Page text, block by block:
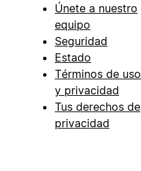
Únete a nuestro
equipo
Seguridad
Estado
Términos de uso
y privacidad
Tus derechos de
privacidad